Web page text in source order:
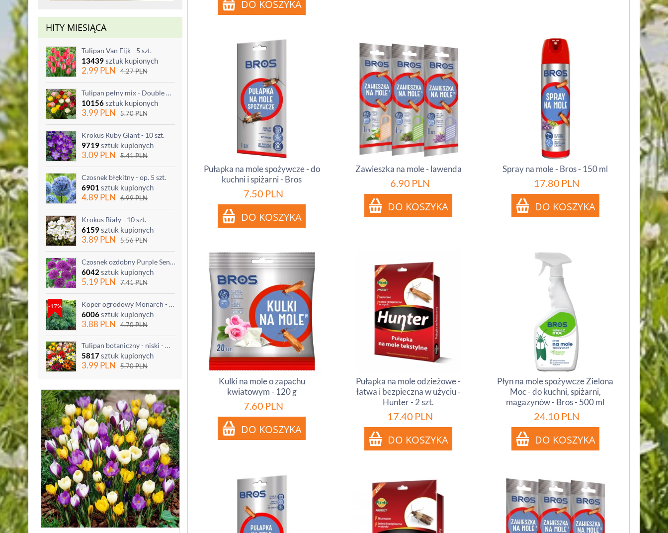
HITY MIESIĄCA
Tulipan Van Eijk - 5 szt.
13439sztuk kupionych
2.99PLN 4.27PLN
Tulipan pełny mix - Double mix - 5 szt.
10156sztuk kupionych
3.99PLN 5.70PLN
Krokus Ruby Giant - 10 szt.
9719sztuk kupionych
3.09PLN 5.41PLN
Czosnek błękitny - op. 5 szt.
6901 sztuk kupionych
4.89PLN 6.99PLN
Krokus Biały - 10 szt.
6159sztuk kupionych
3.89PLN 5.56PLN
Czosnek ozdobny Purple Sensation - op. 3 szt.
6042 sztuk kupionych
5.19PLN 7.41PLN
-17% Koper ogrodowy Monarch - po ścięciu odrasta
6006sztuk kupionych
3.88 PLN 4.70PLN
Tulipan botaniczny - niski - mix kolorów - 5 szt.
5817sztuk kupionych
3.99PLN 5.70PLN
Pułapka na mole spożywcze - do
kuchni i spiżarni - Bros
7.50 PLN
Zawieszka na mole - lawenda
6.90 PLN
Spray na mole - Bros - 150 ml
17.80 PLN
Kulki na mole o zapachu
kwiatowym - 120 g
7.60 PLN
Pułapka na mole odzieżowe -
łatwa i bezpieczna w użyciu -
Hunter - 2 szt.
17.40 PLN
Płyn na mole spożywcze Zielona
Moc - do kuchni, spiżarni,
magazynów - Bros - 500 ml
24.10 PLN